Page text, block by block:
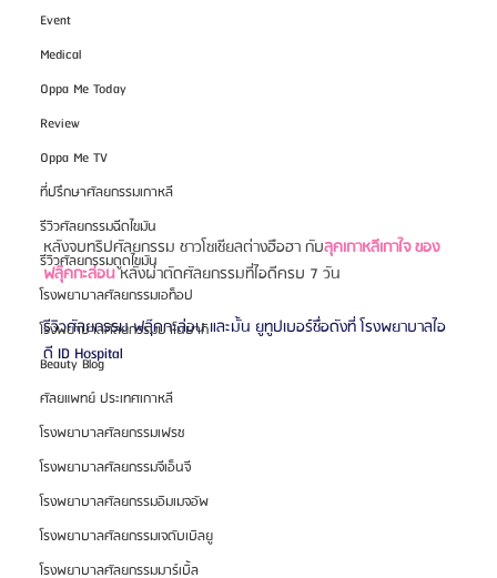
Event
Medical
Oppa Me Today
Review
Oppa Me TV
ที่ปรึกษาศัลยกรรมเกาหลี
รีวิวศัลยกรรมฉีดไขมัน
รีวิวศัลยกรรมดูดไขมัน
โรงพยาบาลศัลยกรรมเอท็อป
โรงพยาบาลศัลยกรรมบาโนบากิ
Beauty Blog
ศัลยแพทย์ ประเทศเกาหลี
โรงพยาบาลศัลยกรรมเฟรช
โรงพยาบาลศัลยกรรมจีเอ็นจี
โรงพยาบาลศัลยกรรมอิมเมจอัพ
โรงพยาบาลศัลยกรรมเจดับเบิลยู
โรงพยาบาลศัลยกรรมมาร์เบิ้ล
หลังจบทริปศัลยกรรม ชาวโซเชียลต่างฮือฮา กับลุคเกาหลีเกาใจ ของ
ฟลุ๊คกะล่อน หลังผ่าตัดศัลยกรรมที่ไอดีครบ 7 วัน
รีวิวศัลยกรรม ฟลุ๊คกะล่อน และมั้น ยูทูปเบอร์ชื่อดังที่ โรงพยาบาลไอ
ดี ID Hospital